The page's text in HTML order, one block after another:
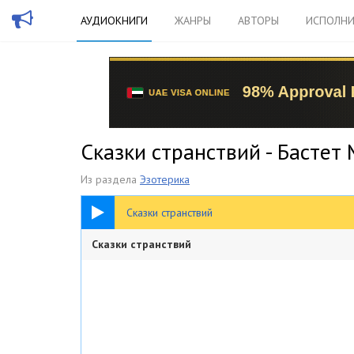
АУДИОКНИГИ ЖАНРЫ АВТОРЫ
Сказки странствий -
Из раздела Эзотерика
Сказки странствий
20:37
Сказки странствий